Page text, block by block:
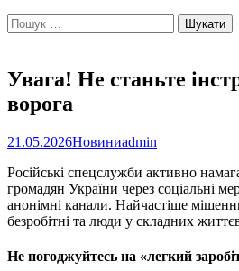
Пошук:
Увага! Не станьте
ворога
21.05.2026Новиниadmin
Російські спецслужби активно
громадян України через соціальні
анонімні канали. Найчастіше
безробітні та люди у складних
Не погоджуйтесь на «легкий